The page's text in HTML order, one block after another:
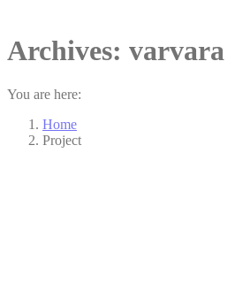
Archives: varvara
You are here:
Home
Project